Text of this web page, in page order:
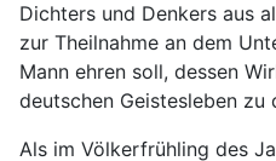
Dichters und Denkers aus
zur Theilnahme an dem
Mann ehren soll, dessen
deutschen Geistesleben zu
Als im Völkerfrühling des